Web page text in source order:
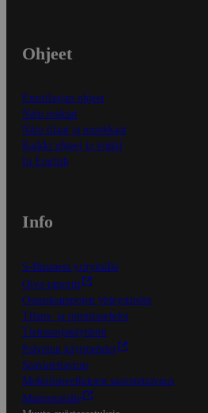
Ohjeet
Ensitilaajan ohjeet
Näin maksat
Näin tilaat ja muokkaat
Kaikki ohjeet ja vinkit
In English
Info
S-Business yrityksille
Oiva-raportit
Osuuskauppojen yhteystiedot
Tilaus- ja toimitusehdot
Tietosuojakäytäntö
Palvelun käyttöehdot
Saavutettavuus
Mobiilisovelluksen saavutettavuus
Mainostajalle